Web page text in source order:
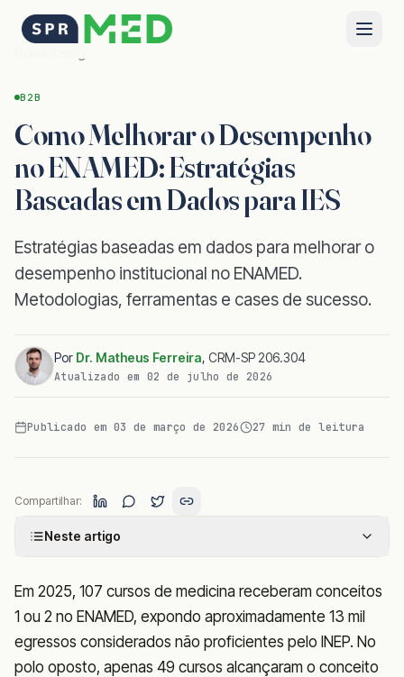
B2B
Como Melhorar o Desempenho
no ENAMED: Estratégias
Baseadas em Dados para IES
Estratégias baseadas em dados para melhorar o
desempenho institucional no ENAMED.
Metodologias, ferramentas e cases de sucesso.
Por Dr. Matheus Ferreira, CRM-SP 206.304
Atualizado em 02 de julho de 2026
Publicado em 03 de março de 2026 27 min de leitura
Compartilhar:
Neste artigo
Em 2025, 107 cursos de medicina receberam conceitos
1 ou 2 no ENAMED, expondo aproximadamente 13 mil
egressos considerados não proficientes pelo INEP. No
polo oposto, apenas 49 cursos alcançaram o conceito